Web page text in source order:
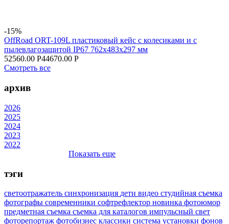
-15%
OffRoad ORT-109L пластиковый кейс с колесиками и с
пылевлагозащитой IP67 762х483х297 мм
52560.00 Р44670.00 Р
Смотреть все
архив
2026
2025
2024
2023
2022
Показать еще
тэги
светоотражатель синхронизация дети видео студийная съемка
фотографы современники софтрефлектор новинка фотоюмор
предметная съемка съемка для каталогов импульсный свет
фоторепортаж фотобизнес классики система установки фонов